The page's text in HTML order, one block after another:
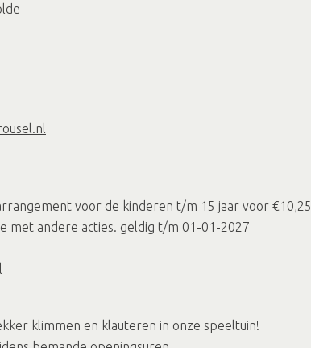
voor de kinderen t/m 15 jaar voor €10,25
met andere acties. geldig t/m 01-01-2027
klimmen en klauteren in onze speeltuin!